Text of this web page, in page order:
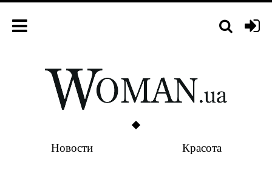
Новости Красота